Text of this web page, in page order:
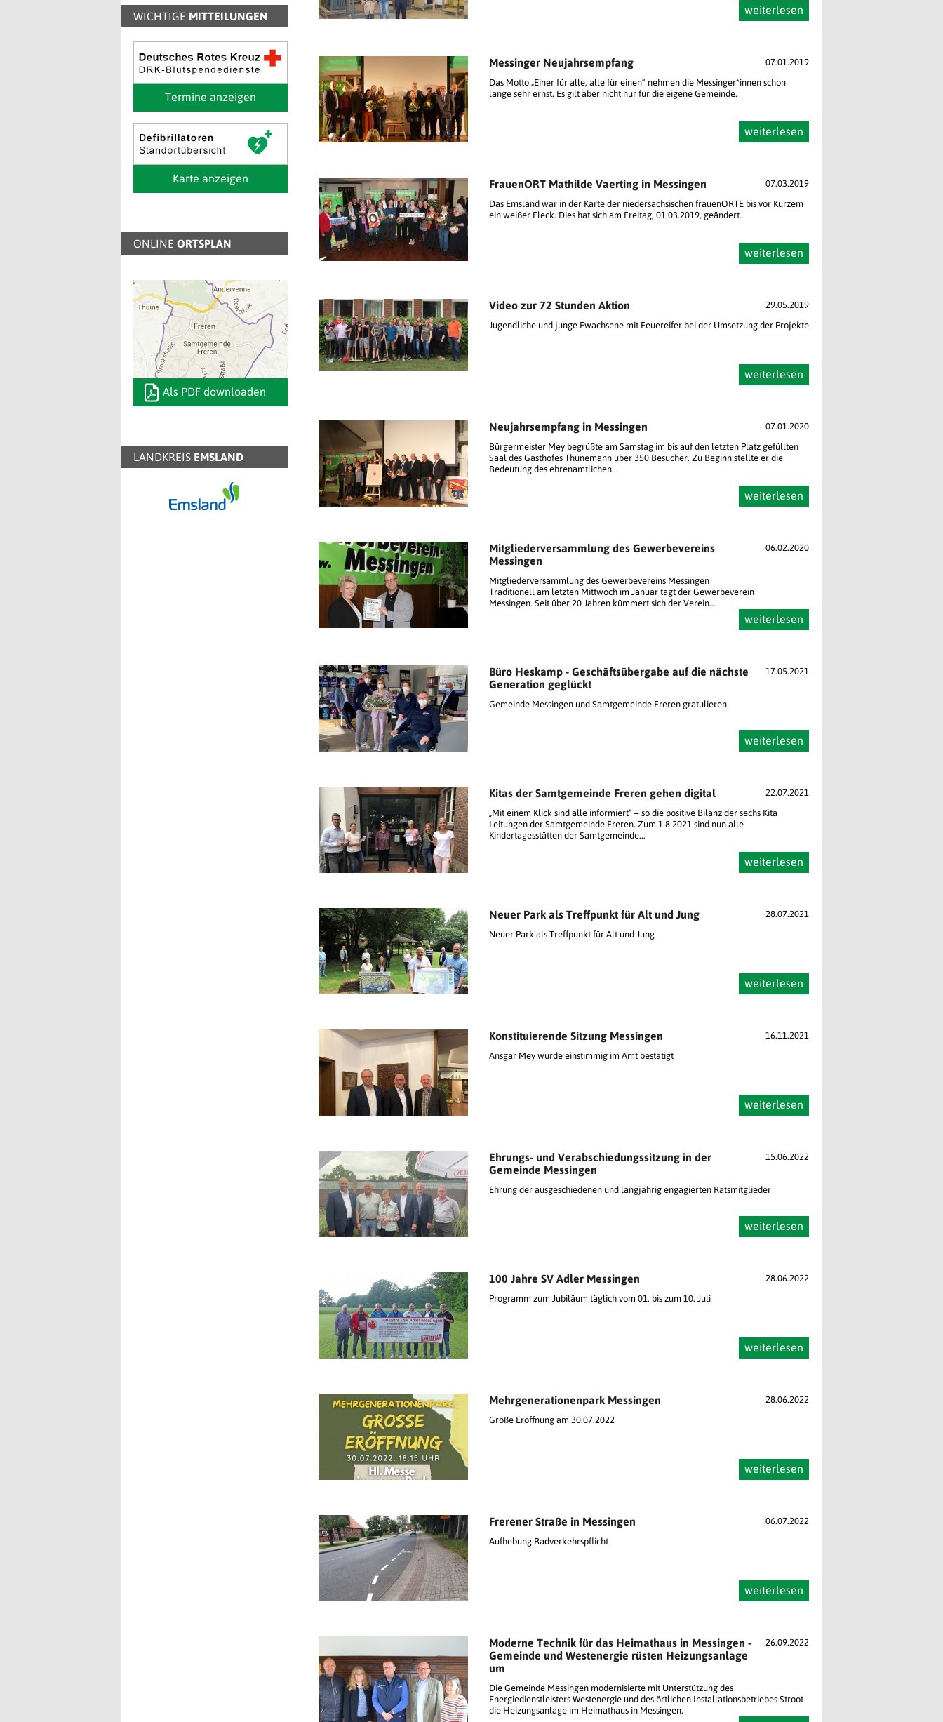
WICHTIGE MITTEILUNGEN
Termine anzeigen
Karte anzeigen
ONLINE ORTSPLAN
Als PDF downloaden
LANDKREIS EMSLAND
weiterlesen
Messinger Neujahrsempfang
07.01.2019
Das Motto „Einer für alle, alle für einen“ nehmen die Messinger*innen schon
lange sehr ernst. Es gilt aber nicht nur für die eigene Gemeinde.
weiterlesen
FrauenORT Mathilde Vaerting in Messingen
07.03.2019
Das Emsland war in der Karte der niedersächsischen frauenORTE bis vor Kurzem
ein weißer Fleck. Dies hat sich am Freitag, 01.03.2019, geändert.
weiterlesen
Video zur 72 Stunden Aktion
29.05.2019
Jugendliche und junge Ewachsene mit Feuereifer bei der Umsetzung der Projekte
weiterlesen
Neujahrsempfang in Messingen
07.01.2020
Bürgermeister Mey begrüßte am Samstag im bis auf den letzten Platz gefüllten
Saal des Gasthofes Thünemann über 350 Besucher. Zu Beginn stellte er die
Bedeutung des ehrenamtlichen...
weiterlesen
Mitgliederversammlung des Gewerbevereins
Messingen
06.02.2020
Mitgliederversammlung des Gewerbevereins Messingen
Traditionell am letzten Mittwoch im Januar tagt der Gewerbeverein
Messingen. Seit über 20 Jahren kümmert sich der Verein...
weiterlesen
Büro Heskamp - Geschäftsübergabe auf die nächste
Generation geglückt
17.05.2021
Gemeinde Messingen und Samtgemeinde Freren gratulieren
weiterlesen
Kitas der Samtgemeinde Freren gehen digital
22.07.2021
„Mit einem Klick sind alle informiert“ – so die positive Bilanz der sechs Kita
Leitungen der Samtgemeinde Freren. Zum 1.8.2021 sind nun alle
Kindertagesstätten der Samtgemeinde...
weiterlesen
Neuer Park als Treffpunkt für Alt und Jung
28.07.2021
Neuer Park als Treffpunkt für Alt und Jung
weiterlesen
Konstituierende Sitzung Messingen
16.11.2021
Ansgar Mey wurde einstimmig im Amt bestätigt
weiterlesen
Ehrungs- und Verabschiedungssitzung in der
Gemeinde Messingen
15.06.2022
Ehrung der ausgeschiedenen und langjährig engagierten Ratsmitglieder
weiterlesen
100 Jahre SV Adler Messingen
28.06.2022
Programm zum Jubiläum täglich vom 01. bis zum 10. Juli
weiterlesen
Mehrgenerationenpark Messingen
28.06.2022
Große Eröffnung am 30.07.2022
weiterlesen
Frerener Straße in Messingen
06.07.2022
Aufhebung Radverkehrspflicht
weiterlesen
Moderne Technik für das Heimathaus in Messingen -
Gemeinde und Westenergie rüsten Heizungsanlage
um
26.09.2022
Die Gemeinde Messingen modernisierte mit Unterstützung des
Energiedienstleisters Westenergie und des örtlichen Installationsbetriebes Stroot
die Heizungsanlage im Heimathaus in Messingen.